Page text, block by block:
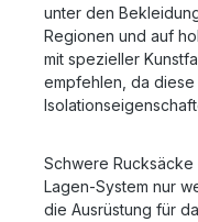
unter den
Regionen und auf
mit spezieller
empfehlen, da
Schwere
Lagen-System nur
die Ausrüstung für